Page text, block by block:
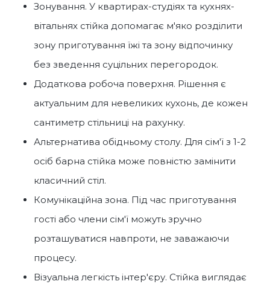
Зонування. У квартирах-студіях та кухнях-
вітальнях стійка допомагає м'яко розділити
зону приготування їжі та зону відпочинку
без зведення суцільних перегородок.
Додаткова робоча поверхня. Рішення є
актуальним для невеликих кухонь, де кожен
сантиметр стільниці на рахунку.
Альтернатива обідньому столу. Для сім'ї з 1-2
осіб барна стійка може повністю замінити
класичний стіл.
Комунікаційна зона. Під час приготування
гості або члени сім'ї можуть зручно
розташуватися навпроти, не заважаючи
процесу.
Візуальна легкість інтер'єру. Стійка виглядає